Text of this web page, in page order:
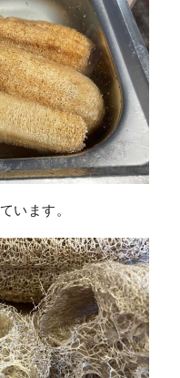
います。